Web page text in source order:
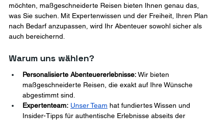
möchten, maßgeschneiderte Reisen bieten Ihnen genau das,
was Sie suchen. Mit Expertenwissen und der Freiheit, Ihren Plan
nach Bedarf anzupassen, wird Ihr Abenteuer sowohl sicher als
auch bereichernd.
Warum uns wählen?
Personalisierte Abenteuererlebnisse: Wir bieten
maßgeschneiderte Reisen, die exakt auf Ihre Wünsche
abgestimmt sind.
Expertenteam: Unser Team hat fundiertes Wissen und
Insider-Tipps für authentische Erlebnisse abseits der